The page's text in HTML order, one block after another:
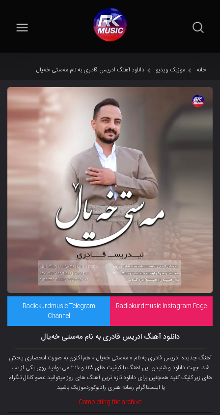
خانه موزیک ویدیو دانلود آهنگ ادریس قادری به نام مەستی خەیال
Radiokurdmusic Instagram Page
Radiokurdmusic Telegram
Channel
دانلود آهنگ ادریس قادری به نام مەستی خەیال
آهنگ جدیده ادریس قادری به نام « مەستی خەیال » هم اکنون به صورت انحصاری پخش
شد، جهت دانلود و شنیدن این آهنگ با کیفیت های ۱۲۸ و ۳۲۰ می توانید روی یکی از تب
های زیر کلیک کنید همچنین برای دانلود تازه ترین آهنگ های روز میتوانیدعضو کانال تلگرام
یا اینستاگرام رسانه هنری رادیوکوردموزیک باشید.
Completing the archive